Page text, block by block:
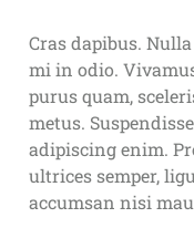
Cras dapibus.
mi in odio.
purus quam,
metus.
adipiscing enim.
ultrices semper,
accumsan nisi